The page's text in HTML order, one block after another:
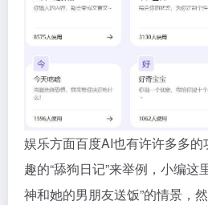
娱乐方面百度AI也有许许多多
趣的“舔狗日记”来举例，小编这
神和她的男朋友送饭”的情景，